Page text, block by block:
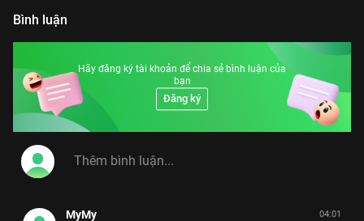
Bình luận
Hãy đăng ký tài khoản để chia sẻ bình luận của
bạn
Đăng ký
MyMy
04:01